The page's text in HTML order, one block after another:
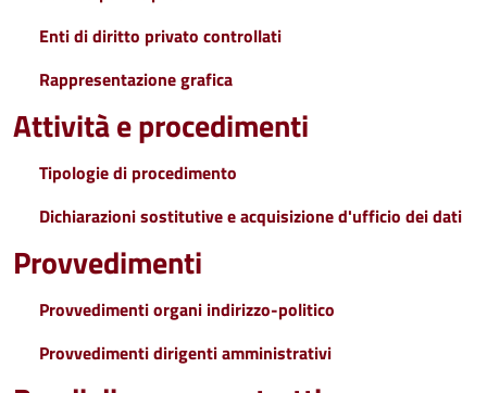
Enti di diritto privato controllati
Rappresentazione grafica
Attività e procedimenti
Tipologie di procedimento
Dichiarazioni sostitutive e acquisizione d'ufficio dei dati
Provvedimenti
Provvedimenti organi indirizzo-politico
Provvedimenti dirigenti amministrativi